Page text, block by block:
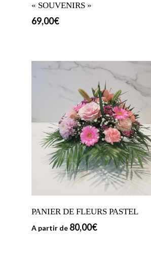
« SOUVENIRS »
69,00€
PANIER DE FLEURS PASTEL
A partir de 80,00€